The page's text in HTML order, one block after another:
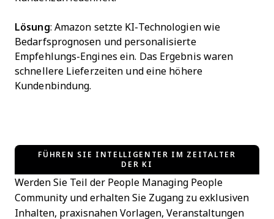
Lösung: Amazon setzte KI-Technologien wie
Bedarfsprognosen und personalisierte
Empfehlungs-Engines ein. Das Ergebnis waren
schnellere Lieferzeiten und eine höhere
Kundenbindung.
FÜHREN SIE INTELLIGENTER IM ZEITALTER
DER KI
Werden Sie Teil der People Managing People
Community und erhalten Sie Zugang zu exklusiven
Inhalten, praxisnahen Vorlagen, Veranstaltungen